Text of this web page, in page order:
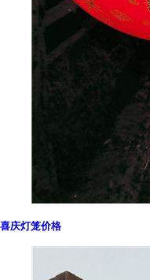
喜庆灯笼价格